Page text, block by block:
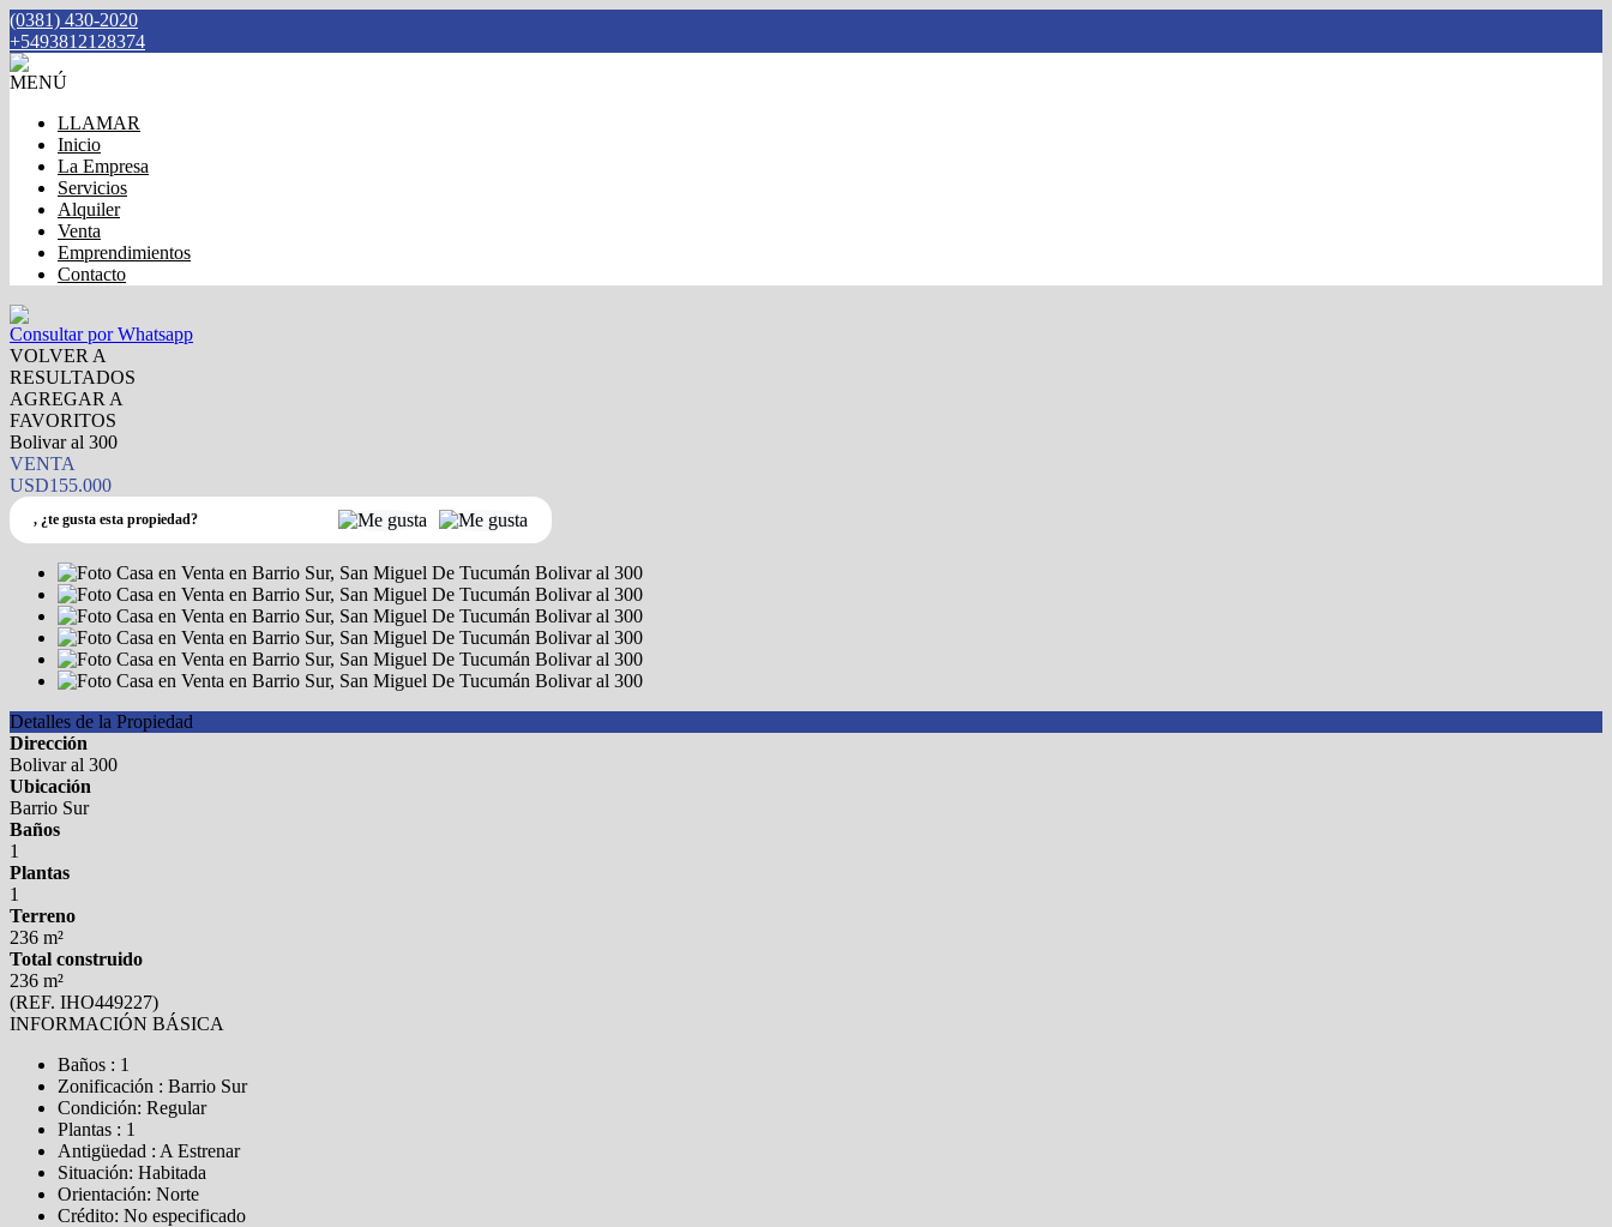
(0381) 430-2020
+5493812128374
MENÚ
LLAMAR
Inicio
La Empresa
Servicios
Alquiler
Venta
Emprendimientos
Contacto
Consultar por Whatsapp
VOLVER A
RESULTADOS
AGREGAR A
FAVORITOS
Bolivar al 300
VENTA
USD155.000
, ¿te gusta esta propiedad?
Detalles de la Propiedad
Dirección
Bolivar al 300
Ubicación
Barrio Sur
Baños
1
Plantas
1
Terreno
236 m²
Total construido
236 m²
(REF. IHO449227)
INFORMACIÓN BÁSICA
Baños : 1
Zonificación : Barrio Sur
Condición: Regular
Plantas : 1
Antigüedad : A Estrenar
Situación: Habitada
Orientación: Norte
Crédito: No especificado